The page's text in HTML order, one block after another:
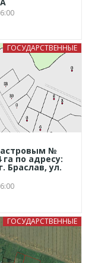
ГОСУДАРСТВЕННЫЕ
№
га по адресу:
Браслав, ул.
ГОСУДАРСТВЕННЫЕ